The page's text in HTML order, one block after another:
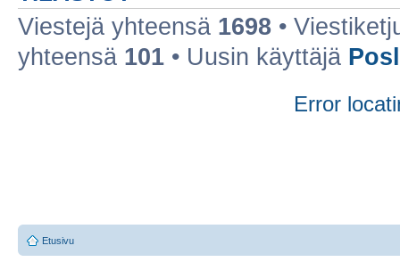
Viestejä yhteensä 1698 •
yhteensä 101 • Uusin käyttäjä
Error
Etusivu